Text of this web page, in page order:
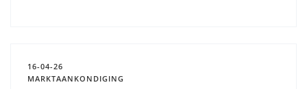
16-04-26
MARKTAANKONDIGING